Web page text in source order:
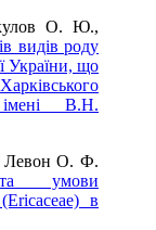
О. Ю.,
видів роду
України, що
імені В.Н.
Левон О. Ф.
та умови
в